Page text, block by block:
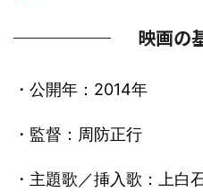
映画の
・公開年：2014年
・監督：周防正行
・主題歌／挿入歌：上白